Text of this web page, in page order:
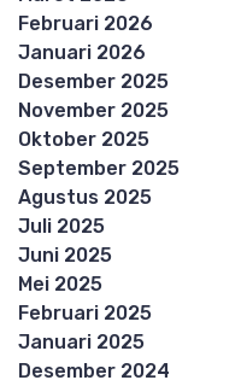
Februari 2026
Januari 2026
Desember 2025
November 2025
Oktober 2025
September 2025
Agustus 2025
Juli 2025
Juni 2025
Mei 2025
Februari 2025
Januari 2025
Desember 2024